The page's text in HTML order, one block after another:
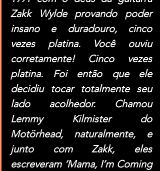
Zakk Wylde provando poder
insano e duradouro, cinco
vezes platina. Você ouviu
corretamente! Cinco vezes
platina. Foi então que ele
decidiu tocar totalmente seu
lado acolhedor. Chamou
Lemmy Kilmister do
Motörhead, naturalmente, e
junto com Zakk, eles
escreveram ‘Mama, I’m Coming